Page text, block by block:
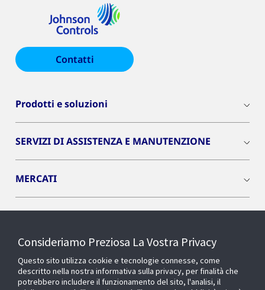
Contatti
Prodotti e soluzioni
SERVIZI DI ASSISTENZA E MANUTENZIONE
MERCATI
Consideriamo Preziosa La Vostra Privacy
Questo sito utilizza cookie e tecnologie connesse, come
descritto nella nostra informativa sulla privacy, per finalità che
potrebbero includere il funzionamento del sito, l'analisi, il